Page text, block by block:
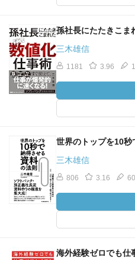
孫社長にたたきこま
三木雄信
1181 3.96
世界のトップを10秒
三木雄信
806 3.16 60
海外経験ゼロでも仕